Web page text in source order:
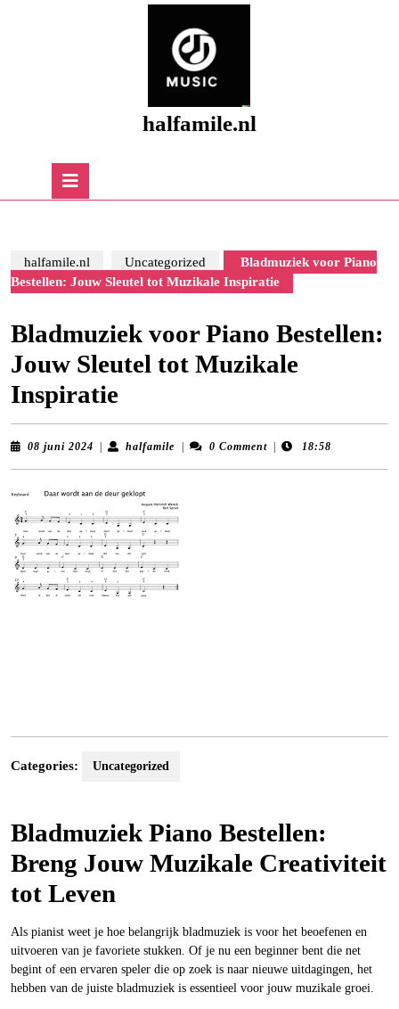
halfamile.nl
halfamile.nl Uncategorized
Bladmuziek voor Piano
Bestellen: Jouw Sleutel tot Muzikale Inspiratie
Bladmuziek voor Piano Bestellen:
Jouw Sleutel tot Muzikale
Inspiratie
08 juni 2024 08
halfamile halfamile0 Comment 18:58
Categories: Uncategorized
Bladmuziek Piano Bestellen:
Breng Jouw Muzikale Creativiteit
tot Leven
Als pianist weet je hoe belangrijk bladmuziek is voor het beoefenen en
uitvoeren van je favoriete stukken. Of je nu een beginner bent die net
begint of een ervaren speler die op zoek is naar nieuwe uitdagingen, het
hebben van de juiste bladmuziek is essentieel voor jouw muzikale groei.